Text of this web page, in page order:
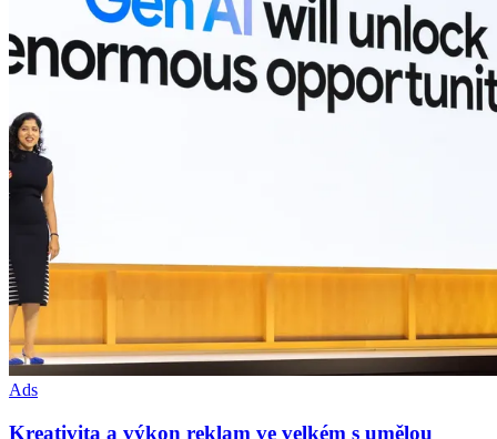
Ads
Kreativita a výkon reklam ve velkém s umělou